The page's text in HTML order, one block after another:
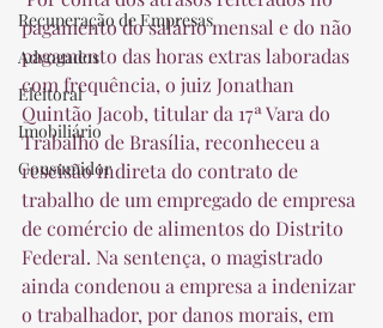
Recuperação de Empresas
Advogados
Eleitoral
Imobiliário
Consumidor
pagamento do salário mensal e do não
pagamento das horas extras laboradas
com frequência, o juiz Jonathan
Quintão Jacob, titular da 17ª Vara do
Trabalho de Brasília, reconheceu a
rescisão indireta do contrato de
trabalho de um empregado de empresa
de comércio de alimentos do Distrito
Federal. Na sentença, o magistrado
ainda condenou a empresa a indenizar
o trabalhador, por danos morais, em